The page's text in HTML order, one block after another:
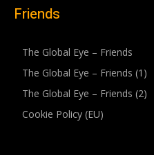
Friends
The Global Eye – Friends
The Global Eye – Friends (1)
The Global Eye – Friends (2)
Cookie Policy (EU)